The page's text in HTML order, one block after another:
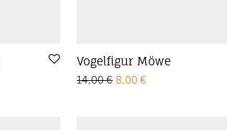
Vogelfigur Möwe
14,00€ Ursprünglicher Preis
8,00 €Aktueller Preis